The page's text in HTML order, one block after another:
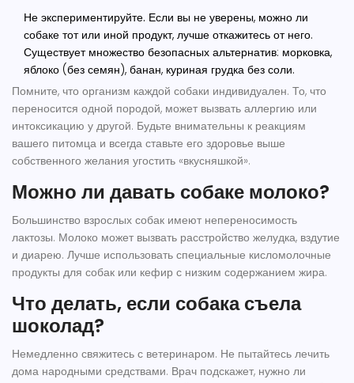
Не экспериментируйте. Если вы не уверены, можно ли
собаке тот или иной продукт, лучше откажитесь от него.
Существует множество безопасных альтернатив: морковка,
яблоко (без семян), банан, куриная грудка без соли.
Помните, что организм каждой собаки индивидуален. То, что
переносится одной породой, может вызвать аллергию или
интоксикацию у другой. Будьте внимательны к реакциям
вашего питомца и всегда ставьте его здоровье выше
собственного желания угостить «вкусняшкой».
Можно ли давать собаке молоко?
Большинство взрослых собак имеют непереносимость
лактозы. Молоко может вызвать расстройство желудка, вздутие
и диарею. Лучше использовать специальные кисломолочные
продукты для собак или кефир с низким содержанием жира.
Что делать, если собака съела
шоколад?
Немедленно свяжитесь с ветеринаром. Не пытайтесь лечить
дома народными средствами. Врач подскажет, нужно ли